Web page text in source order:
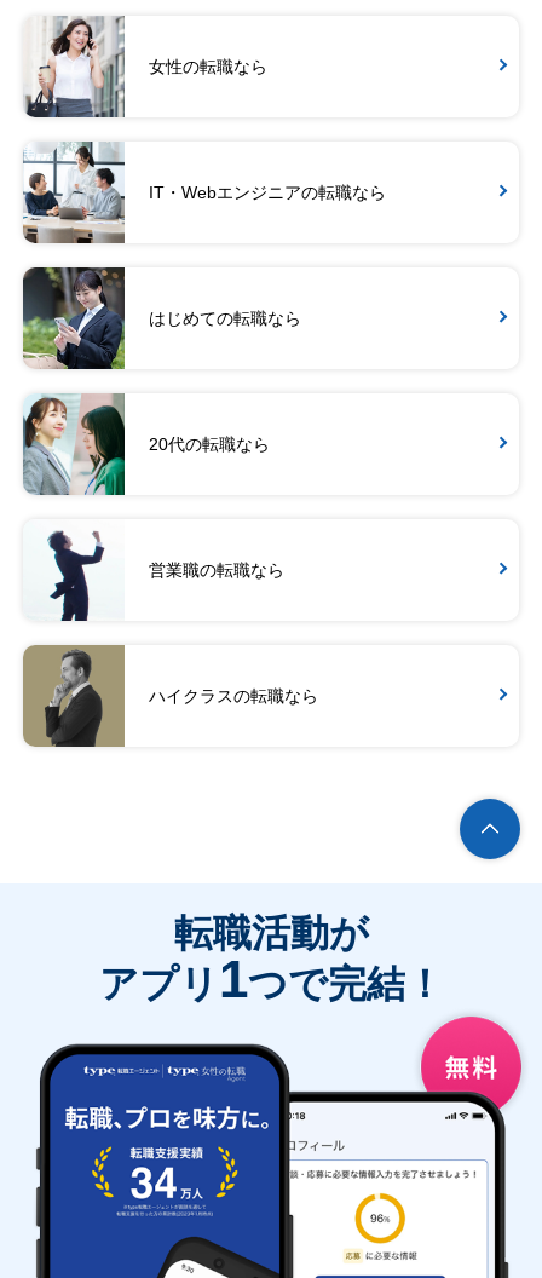
女性の転職なら
IT・Webエンジニアの転職なら
はじめての転職なら
20代の転職なら
営業職の転職なら
ハイクラスの転職なら
転職活動が
アプリ 1つで完結！